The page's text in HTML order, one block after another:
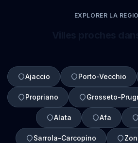
EXPLORER LA
Ajaccio Porto-Vecchio
Propriano Grosseto-
Alata Afa
Sarrola-Carcopino